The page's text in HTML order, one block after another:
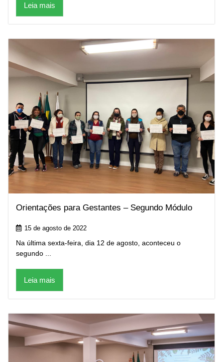
Leia mais
Orientações para Gestantes – Segundo Módulo
15 de agosto de 2022
Na última sexta-feira, dia 12 de agosto, aconteceu o
segundo ...
Leia mais